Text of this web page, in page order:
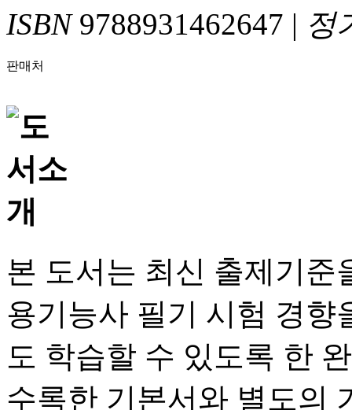
ISBN9788931462647 | 정
판매처
본 도서는 최신 출제기준
용기능사 필기 시험 경향
도 학습할 수 있도록 한
수록한 기본서와 별도의